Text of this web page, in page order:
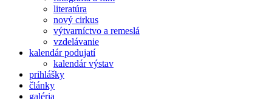
literatúra
nový cirkus
výtvarníctvo a remeslá
vzdelávanie
kalendár podujatí
kalendár výstav
prihlášky
články
galéria